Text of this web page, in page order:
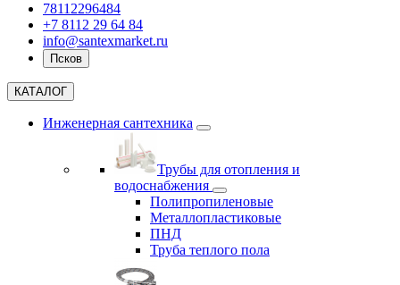
78112296484
+7 8112 29 64 84
info@santexmarket.ru
Псков
КАТАЛОГ
Инженерная сантехника
Трубы для отопления и
водоснабжения
Полипропиленовые
Металлопластиковые
ПНД
Труба теплого пола